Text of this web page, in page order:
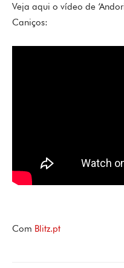
Veja aqui o vídeo de
Caniços:
Com Blitz.pt